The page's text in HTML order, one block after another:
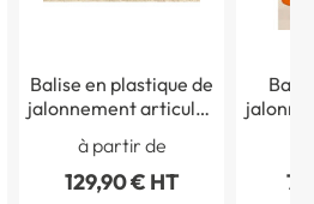
Balise en plastique de
jalonnement articulée
avec base en
caoutchouc recyclé
à partir de
129,90 € HT